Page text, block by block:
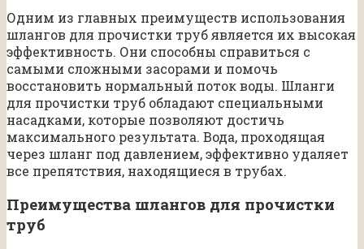
Одним из главных преимуществ использования
шлангов для прочистки труб является их высокая
эффективность. Они способны справиться с
самыми сложными засорами и помочь
восстановить нормальный поток воды. Шланги
для прочистки труб обладают специальными
насадками, которые позволяют достичь
максимального результата. Вода, проходящая
через шланг под давлением, эффективно удаляет
все препятствия, находящиеся в трубах.
Преимущества шлангов для прочистки
труб